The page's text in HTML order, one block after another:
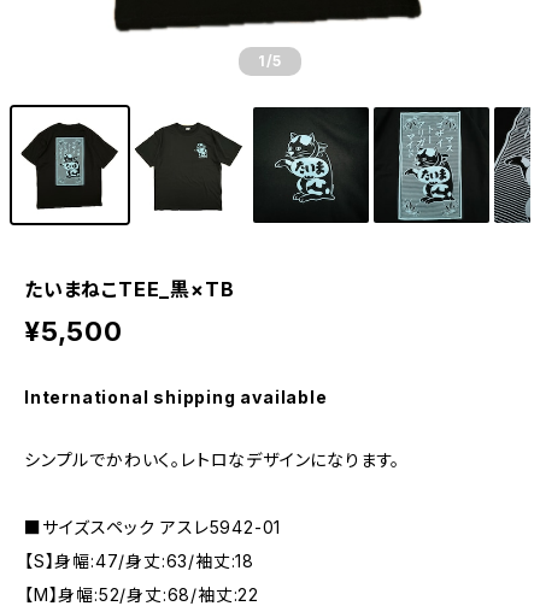
1 /5
たいまねこTEE_黒×TB
¥5,500
International shipping available
シンプルでかわいく。レトロなデザインになります。
■サイズスペック アスレ5942-01
【S】身幅:47/身丈:63/袖丈:18
【M】身幅:52/身丈:68/袖丈:22